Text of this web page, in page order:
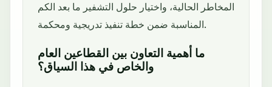
المخاطر الحالية، واختيار حلول التشفير ما بعد الكم
المناسبة ضمن خطة تنفيذ تدريجية ومحكمة.
ما أهمية التعاون بين القطاعين العام
والخاص في هذا السياق؟